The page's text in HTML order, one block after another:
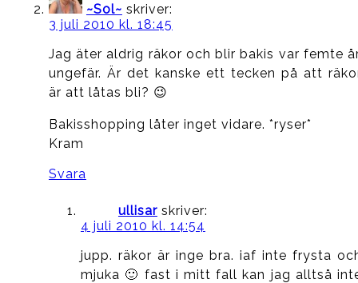
~Sol~ skriver:
3 juli 2010 kl. 18:45
Jag äter aldrig räkor och blir bakis var femte
ungefär. Är det kanske ett tecken på att
är att låtas bli? 😉
Bakisshopping låter inget vidare. *ryser*
Kram
Svara
ullisar skriver:
4 juli 2010 kl. 14:54
jupp. räkor är inge bra. iaf inte frysta
mjuka 🙂 fast i mitt fall kan jag alltså